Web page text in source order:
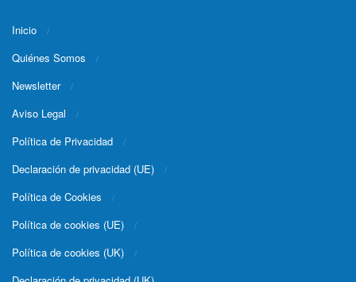
Inicio
Quiénes Somos
Newsletter
Aviso Legal
Política de Privacidad
Declaración de privacidad (UE)
Política de Cookies
Política de cookies (UE)
Política de cookies (UK)